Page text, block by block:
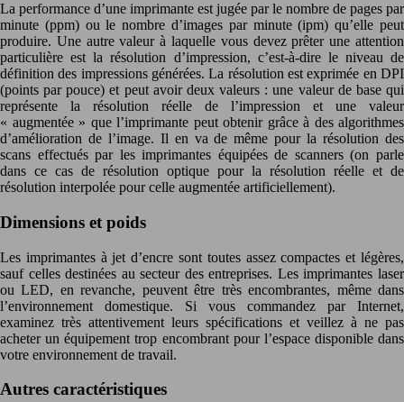
La performance d’une imprimante est jugée par le nombre de pages par
minute (ppm) ou le nombre d’images par minute (ipm) qu’elle peut
produire. Une autre valeur à laquelle vous devez prêter une attention
particulière est la résolution d’impression, c’est-à-dire le niveau de
définition des impressions générées. La résolution est exprimée en DPI
(points par pouce) et peut avoir deux valeurs : une valeur de base qui
représente la résolution réelle de l’impression et une valeur
« augmentée » que l’imprimante peut obtenir grâce à des algorithmes
d’amélioration de l’image. Il en va de même pour la résolution des
scans effectués par les imprimantes équipées de scanners (on parle
dans ce cas de résolution optique pour la résolution réelle et de
résolution interpolée pour celle augmentée artificiellement).
Dimensions et poids
Les imprimantes à jet d’encre sont toutes assez compactes et légères,
sauf celles destinées au secteur des entreprises. Les imprimantes laser
ou LED, en revanche, peuvent être très encombrantes, même dans
l’environnement domestique. Si vous commandez par Internet,
examinez très attentivement leurs spécifications et veillez à ne pas
acheter un équipement trop encombrant pour l’espace disponible dans
votre environnement de travail.
Autres caractéristiques